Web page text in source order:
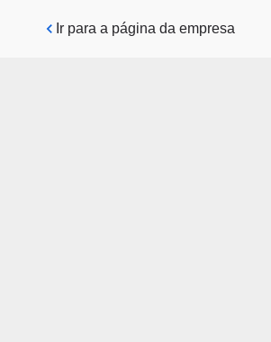
Pular para o conteúdo principal
Ir para a página da empresa